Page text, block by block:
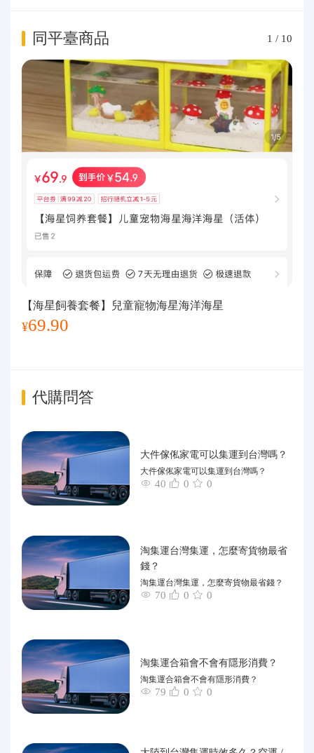
同平臺商品 1 / 10
【海星飼養套餐】兒童寵物海星海洋海星
¥69.90
代購問答
大件傢俬家電可以集運到台灣嗎？
大件傢俬家電可以集運到台灣嗎？
40 0 0
淘集運台灣集運，怎麼寄貨物最省
錢？
淘集運台灣集運，怎麼寄貨物最省錢？
70 0 0
淘集運合箱會不會有隱形消費？
淘集運合箱會不會有隱形消費？
79 0 0